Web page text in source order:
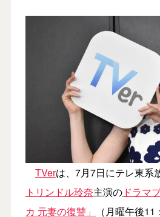
TVerは、7月7日にテレ東系
トリンドル玲奈主演のドラマ
カ 元妻の復讐」
（月曜午後